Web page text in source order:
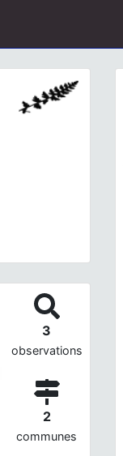
3
observations
2
communes